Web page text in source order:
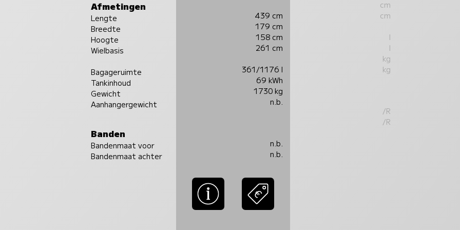
Afmetingen
Lengte
Breedte
Hoogte
Wielbasis
Bagageruimte
Tankinhoud
Gewicht
Aanhangergewicht
Banden
Bandenmaat voor
Bandenmaat achter
439 cm
179 cm
158 cm
261 cm
361/1176 l
69 kWh
1730 kg
n.b.
n.b.
n.b.
cm
cm
l
l
kg
kg
/R
/R